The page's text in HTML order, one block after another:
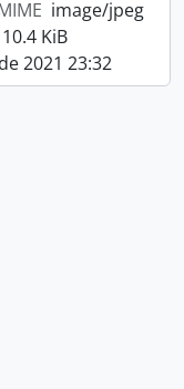
image/jpeg
10.4 KiB
2021 23:32